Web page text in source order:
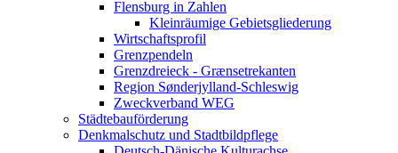
Flensburg in Zahlen
Kleinräumige Gebietsgliederung
Wirtschaftsprofil
Grenzpendeln
Grenzdreieck - Grænsetrekanten
Region Sønderjylland-Schleswig
Zweckverband WEG
Städtebauförderung
Denkmalschutz und Stadtbildpflege